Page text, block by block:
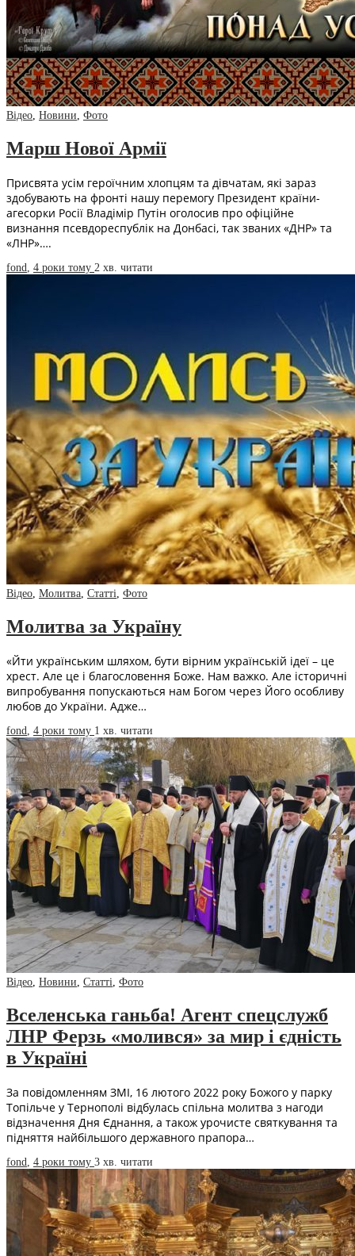
Відео, Новини, Фото
Марш Нової Армії
Присвята усім героїчним хлопцям та дівчатам, які зараз
здобувають на фронті нашу перемогу Президент країни-
агесорки Росії Владімір Путін оголосив про офіційне
визнання псевдореспублік на Донбасі, так званих «ДНР» та
«ЛНР»….
fond, 4 роки тому 2 хв. читати
Відео, Молитва, Статті, Фото
Молитва за Україну
«Йти українським шляхом, бути вірним українській ідеї – це
хрест. Але це і благословення Боже. Нам важко. Але історичні
випробування попускаються нам Богом через Його особливу
любов до України. Адже…
fond 4 роки тому 1 хв. читати
Відео Новини Статті Фото
Вселенська ганьба! Агент спецслужб
ЛНР Ферзь «молився» за мир і єдність
в Україні
За повідомленням ЗМІ, 16 лютого 2022 року Божого у парку
Топільче у Тернополі відбулась спільна молитва з нагоди
відзначення Дня Єднання, а також урочисте святкування та
підняття найбільшого державного прапора…
fond 4 роки тому 3 хв. читати